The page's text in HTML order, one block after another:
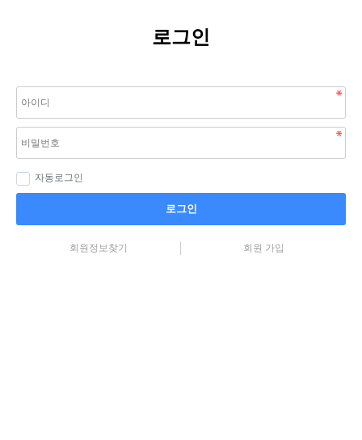
로그인
자동로그인
로그인
회원정보찾기 회원 가입